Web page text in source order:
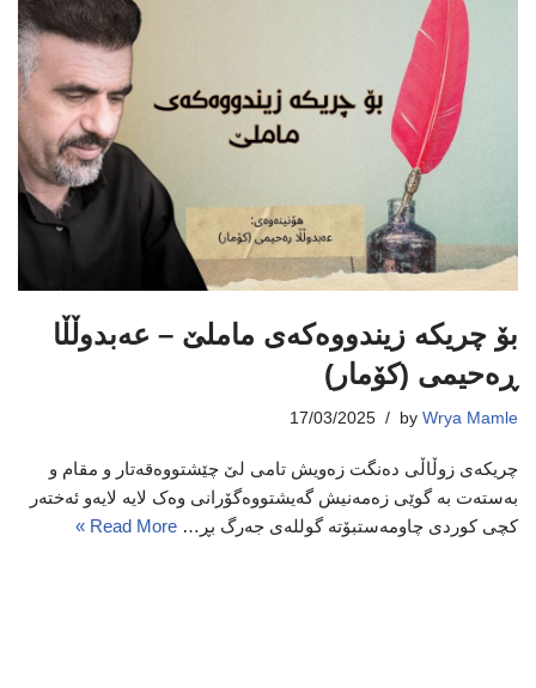
بۆ چریکە زیندووەکەی ماملێ – عەبدوڵڵا
ڕەحیمی (کۆمار)
by Wrya Mamle
17/03/2025
چریکەی زوڵاڵی دەنگت زەویش تامی لێ چێشتووەقەتار و مقام و
بەستەت بە گوێی زەمەنیش گەیشتووەگۆرانی وەک لایە لایەو ئەختەر
کچی کوردی چاومەستبۆتە گوللەی جەرگ بڕ… Read More »